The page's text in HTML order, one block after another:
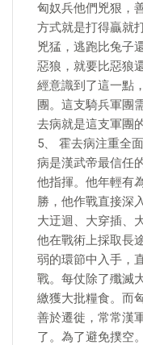
匈奴兵他們兇狠，
方式就是打得贏就
兇猛，逃跑比兔子
惡狼，就要比惡狼
經意識到了這一點
團。這支騎兵軍團
去病就是這支軍團
5、 霍去病注重全
病是漢武帝最信任
他指揮。他年輕有
勝，他作戰直接深
大迂迴、大穿插、
他在戰術上採取長
弱的環節中入手，
戰。每仗除了殲滅
繳獲大批糧食。而
善於遷徙，常常漢
了。為了避免撲空